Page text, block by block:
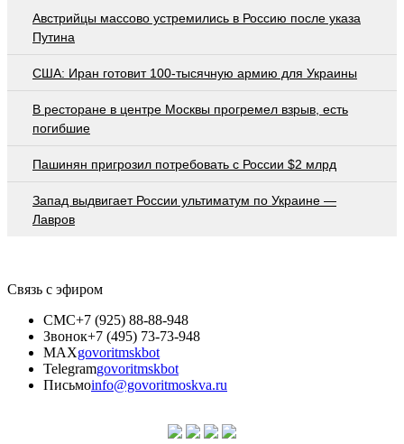
Австрийцы массово устремились в Россию после указа
Путина
США: Иран готовит 100-тысячную армию для Украины
В ресторане в центре Москвы прогремел взрыв, есть
погибшие
Пашинян пригрозил потребовать c России $2 млрд
Запад выдвигает России ультиматум по Украине —
Лавров
Связь с эфиром
СМС+7 (925) 88-88-948
Звонок+7 (495) 73-73-948
MAXgovoritmskbot
Telegramgovoritmskbot
Письмоinfo@govoritmoskva.ru